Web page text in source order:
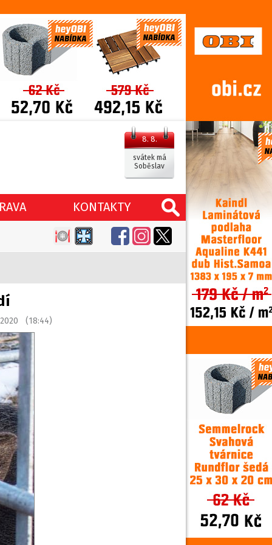
8. 8.
svátek má
Soběslav
KONTAKTY
(18:44)